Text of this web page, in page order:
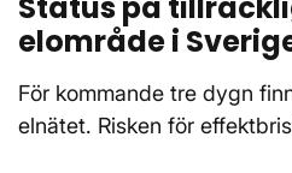
elområde i
För kommande tre dygn
elnätet. Risken för